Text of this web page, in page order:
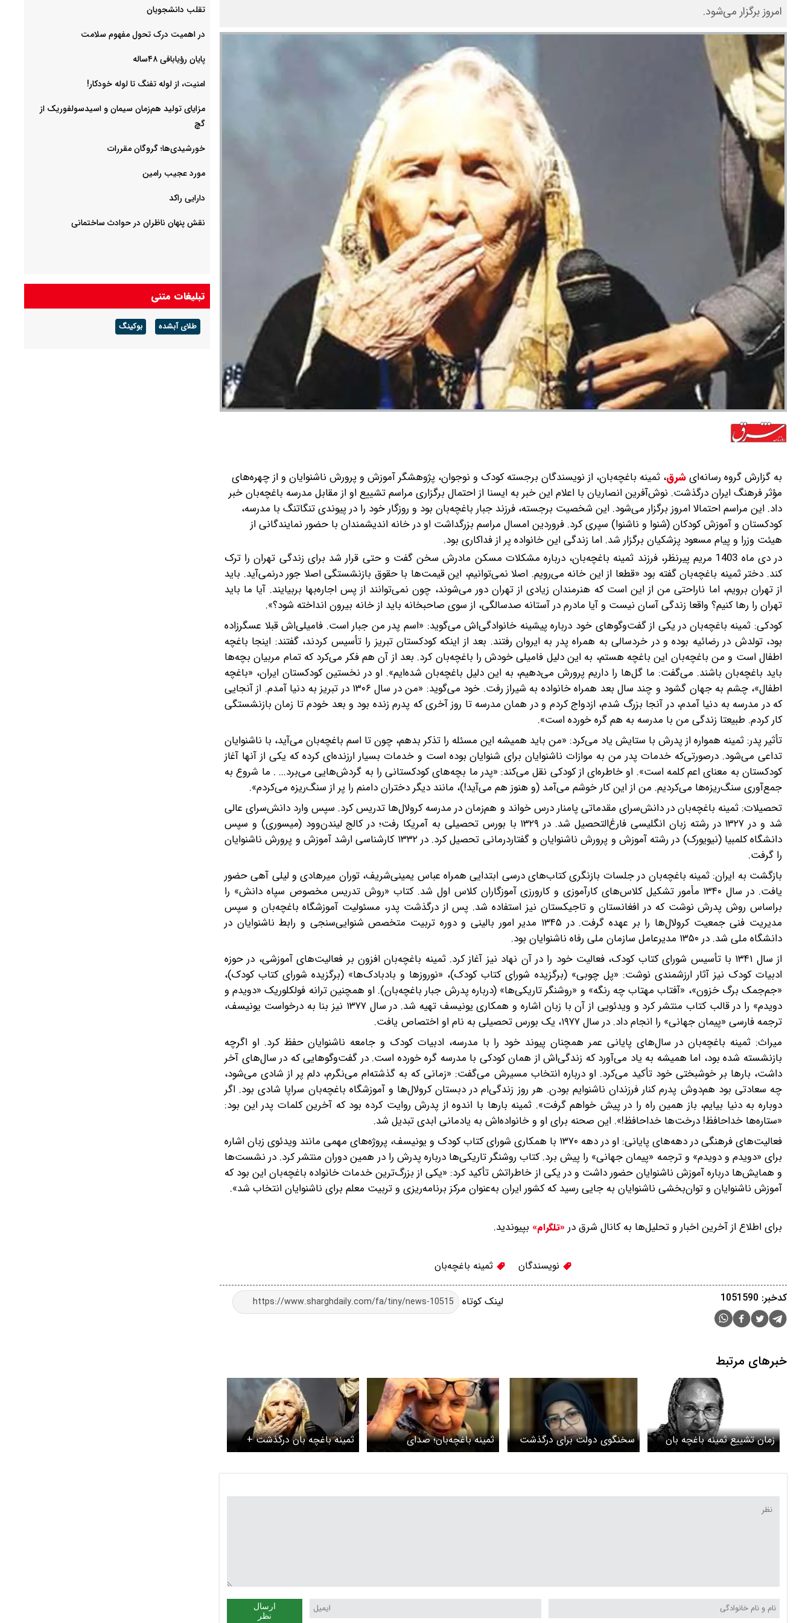
امروز برگزار می‌شود.
به گزارش گروه رسانه‌ایشرق، ثمینه باغچه‌بان، از نویسندگان برجسته کودک و نوجوان، پژوهشگر آموزش و پرورش ناشنوایان و از چهره‌های
مؤثر فرهنگ ایران درگذشت. نوش‌آفرین انصاریان با اعلام این خبر به ایسنا از احتمال برگزاری مراسم تشییع او از مقابل مدرسه باغچه‌بان خبر
داد. این مراسم احتمالا امروز برگزار می‌شود. این شخصیت برجسته، فرزند جبار باغچه‌بان بود و روزگار خود را در پیوندی تنگاتنگ با مدرسه،
کودکستان و آموزش کودکان (شنوا و ناشنوا) سپری کرد. فروردین امسال مراسم بزرگداشت او در خانه اندیشمندان با حضور نمایندگانی از
هیئت وزرا و پیام مسعود پزشکیان برگزار شد. اما زندگی این خانواده پر از فداکاری بود.
در دی ماه 1403 مریم پیرنظر، فرزند ثمینه باغچه‌بان، درباره مشکلات مسکن مادرش سخن گفت و حتی قرار شد برای زندگی تهران را ترک
کند. دختر ثمینه باغچه‌بان گفته بود «قطعا از این خانه می‌رویم. اصلا نمی‌توانیم، این قیمت‌ها با حقوق بازنشستگی اصلا جور در‌نمی‌آید. باید
از تهران برویم، اما ناراحتی من از این است که هنرمندان زیادی از تهران دور می‌شوند، چون نمی‌توانند از پس اجاره‌بها بر‌بیایند.‌ آیا ما باید
تهران را رها کنیم؟ واقعا زندگی آسان نیست و آیا مادرم در آستانه صد‌سالگی، از سوی صاحبخانه باید از خانه بیرون انداخته شود؟».
کودکی: ثمینه باغچه‌بان در یکی از گفت‌وگوهای خود درباره پیشینه خانوادگی‌اش می‌گوید: «اسم پدر من جبار است. فامیلی‌اش قبلا عسگرزاده
بود، تولدش در رضائیه بوده و در خردسالی به همراه پدر به ایروان رفتند.‌‌ بعد از اینکه کودکستان تبریز را تأسیس کردند، گفتند: اینجا باغچه
اطفال است و من باغچه‌بان این باغچه هستم، به ‌این ‌دلیل فامیلی خودش را باغچه‌بان کرد. بعد از آن هم فکر می‌کرد که تمام مربیان بچه‌ها
باید باغچه‌بان باشند. می‌گفت: ما گل‌ها را داریم پرورش می‌دهیم، به‌ این‌ دلیل باغچه‌بان شده‌ایم». او در نخستین کودکستان ایران، «باغچه
اطفال»، چشم به جهان گشود و چند سال بعد همراه خانواده به شیراز رفت. خود می‌گوید: «من در سال ۱۳۰۶ در تبریز به دنیا آمدم. از آنجایی
که در مدرسه به دنیا آمدم، در آنجا بزرگ شدم، ازدواج کردم و در همان مدرسه تا روز آخری که پدرم زنده بود و بعد خودم تا زمان بازنشستگی
کار کردم. طبیعتا زندگی من با مدرسه به هم گره خورده است».
تأثیر پدر: ثمینه همواره از پدرش با ستایش یاد می‌کرد: «من باید همیشه این مسئله را تذکر بدهم، چون تا اسم باغچه‌بان می‌آید، با ناشنوایان
تداعی می‌شود. در‌صورتی‌که خدمات پدر من به موازات ناشنوایان برای شنوایان بوده‌ است‌ و خدمات بسیار ارزنده‌ای کرده که یکی از آنها آغاز
کودکستان به معنای اعم کلمه است». او خاطره‌ای از کودکی نقل می‌کند: «پدر ما بچه‌های کودکستانی را به گردش‌هایی می‌برد... . ما شروع به
جمع‌آوری سنگ‌ریزه‌ها می‌کردیم. من از این کار خوشم می‌آمد (و هنوز هم می‌آید!)، مانند دیگر دختران دامنم را پر از سنگ‌ریزه می‌کردم».
تحصیلات: ثمینه باغچه‌بان در دانش‌سرای مقدماتی پامنار درس خواند و هم‌زمان در مدرسه کرولال‌ها تدریس کرد. سپس وارد دانش‌سرای عالی
شد و در ۱۳۲۷ در رشته زبان انگلیسی فارغ‌التحصیل شد. در ۱۳۲۹ با بورس تحصیلی به آمریکا رفت؛ در کالج لیندن‌وود (میسوری) و سپس
دانشگاه کلمبیا (نیویورک) در رشته آموزش و پرورش ناشنوایان و گفتاردرمانی تحصیل کرد. در ۱۳۳۲ کارشناسی ارشد آموزش و پرورش ناشنوایان
را گرفت.
بازگشت به ایران: ثمینه باغچه‌بان در جلسات بازنگری کتاب‌های درسی ابتدایی همراه عباس یمینی‌شریف، توران میرهادی و لیلی آهی حضور
یافت. در سال ۱۳۴۰ مأمور تشکیل کلاس‌های کارآموزی و کارورزی آموزگاران کلاس اول شد. کتاب «روش تدریس مخصوص سپاه دانش» را
براساس روش پدرش نوشت که در افغانستان و تاجیکستان نیز استفاده شد. پس از درگذشت پدر، مسئولیت آموزشگاه باغچه‌بان و سپس
مدیریت فنی جمعیت کرولال‌ها را بر‌ عهده گرفت. در ۱۳۴۵ مدیر امور بالینی و دوره تربیت متخصص شنوایی‌سنجی و رابط ناشنوایان در
دانشگاه ملی شد. در ۱۳۵۰ مدیرعامل سازمان ملی رفاه ناشنوایان بود.
از سال ۱۳۴۱ با تأسیس شورای کتاب کودک، فعالیت خود را در آن نهاد نیز آغاز کرد. ثمینه باغچه‌بان افزون بر فعالیت‌های آموزشی، در حوزه
ادبیات کودک نیز آثار ارزشمندی نوشت: «پل چوبی» (برگزیده شورای کتاب کودک)، «نوروزها و بادبادک‌ها» (برگزیده شورای کتاب کودک)،
«جم‌جمک برگ خزون»، «آفتاب مهتاب چه رنگه» و «روشنگر تاریکی‌ها» (درباره پدرش جبار باغچه‌بان). او همچنین ترانه فولکلوریک «دویدم و
دویدم» را در قالب کتاب منتشر کرد و ویدئویی از آن با زبان اشاره و همکاری یونیسف تهیه شد. در سال ۱۳۷۷ نیز بنا به درخواست یونیسف،
ترجمه فارسی «پیمان جهانی» را انجام داد. در سال ۱۹۷۷،‌ یک بورس تحصیلی به نام او اختصاص یافت.
میراث: ثمینه باغچه‌بان در سال‌های پایانی عمر‌ همچنان پیوند خود را با مدرسه، ادبیات کودک و جامعه ناشنوایان حفظ کرد. او اگرچه
بازنشسته شده بود، اما همیشه به یاد می‌آورد که زندگی‌اش از همان کودکی با مدرسه گره خورده است. در گفت‌وگوهایی که در سال‌های آخر
داشت، بارها بر خوشبختی خود تأکید می‌کرد. او درباره انتخاب مسیرش می‌گفت: «زمانی‌ که به گذشته‌ام می‌نگرم، دلم پر از شادی می‌شود،
چه سعادتی بود هم‌دوش پدرم کنار فرزندان ناشنوایم بودن. هر روز زندگی‌ام در دبستان کرولال‌ها و آموزشگاه باغچه‌بان سراپا شادی بود. اگر
دوباره به دنیا بیایم، باز همین راه را در پیش خواهم گرفت». ثمینه بارها با اندوه از پدرش روایت کرده بود که آخرین کلمات پدر این بود:
«ستاره‌ها خداحافظ! درخت‌ها خداحافظ!». این صحنه برای او و خانواده‌اش به یادمانی ابدی تبدیل شد.
فعالیت‌های فرهنگی در دهه‌های پایانی: او در دهه ۱۳۷۰ با همکاری شورای کتاب کودک و یونیسف، پروژه‌های مهمی مانند ویدئوی زبان اشاره
برای «دویدم و دویدم» و ترجمه «پیمان جهانی» را پیش برد. کتاب روشنگر تاریکی‌ها درباره پدرش را در همین دوران منتشر کرد. در نشست‌ها
و همایش‌ها درباره آموزش ناشنوایان حضور داشت و در یکی از خاطراتش تأکید کرد: «یکی از بزرگ‌ترین خدمات خانواده باغچه‌بان این بود که
آموزش ناشنوایان و توان‌بخشی ناشنوایان به جایی رسید که کشور ایران به‌عنوان مرکز برنامه‌ریزی و تربیت معلم برای ناشنوایان انتخاب شد».
برای اطلاع از آخرین اخبار و تحلیل‌ها به کانال شرق در «تلگرام» بپیوندید.
نویسندگان ثمینه باغچه‌بان
لینک کوتاه کدخبر: 1051590
خبرهای مرتبط
زمان تشییع ثمینه باغچه بان
اعلام شد
سخنگوی دولت برای درگذشت
ثمینه باغچه‌بان پیام داد
ثمینه باغچه‌بان؛ صدای
بی‌صدایان خاموش شد
ثمینه باغچه بان درگذشت +
بیوگرافی
ارسال
نظر
‌تقلب دانشجویان
در اهمیت درک تحول مفهوم سلامت
پایان رؤیابافی ۴۸ساله
امنیت، از لوله تفنگ تا ‌لوله خودکار!
مزایای تولید هم‌زمان سیمان و اسیدسولفوریک از
گچ
خورشیدی‌ها؛ گروگان مقررات
مورد عجیب رامین
دارایی راکد
نقش پنهان ناظران در حوادث ساختمانی
تبلیغات متنی
طلای آبشده بوکینگ